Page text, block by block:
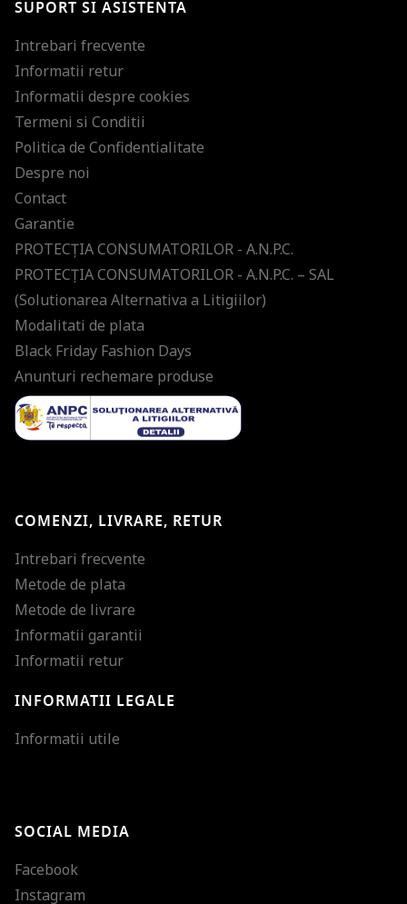
SUPORT SI ASISTENTA
Intrebari frecvente
Informatii retur
Informatii despre cookies
Termeni si Conditii
Politica de Confidentialitate
Despre noi
Contact
Garantie
PROTECŢIA CONSUMATORILOR - A.N.P.C.
PROTECŢIA CONSUMATORILOR - A.N.P.C. – SAL
(Solutionarea Alternativa a Litigiilor)
Modalitati de plata
Black Friday Fashion Days
Anunturi rechemare produse
COMENZI, LIVRARE, RETUR
Intrebari frecvente
Metode de plata
Metode de livrare
Informatii garantii
Informatii retur
INFORMATII LEGALE
Informatii utile
SOCIAL MEDIA
Facebook
Instagram